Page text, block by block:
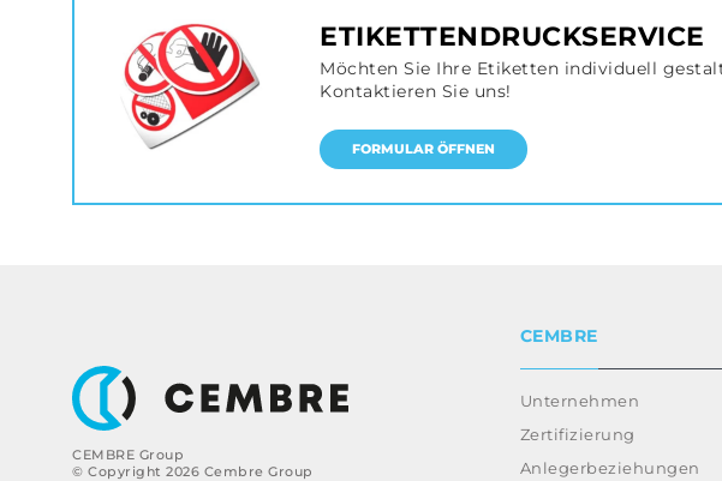
ETIKETTENDRUCKSERVICE
Möchten Sie Ihre Etiketten individuell
Kontaktieren Sie uns!
FORMULAR ÖFFNEN
CEMBRE Group
© Copyright 2026 Cembre Group
CEMBRE
Unternehmen
Zertifizierung
Anlegerbeziehungen